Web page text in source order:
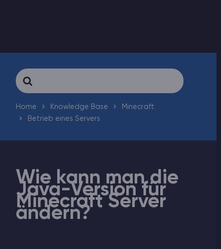
Search
For
Home Knowledge Base
Minecraft
Betrieb eines Servers
Wie kann man die
Java-Version für
Minecraft Server
ändern?